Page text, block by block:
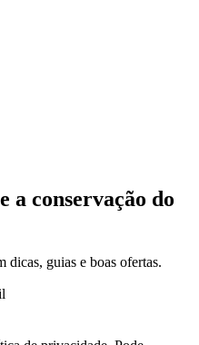
a conservação do
dicas, guias e boas ofertas.